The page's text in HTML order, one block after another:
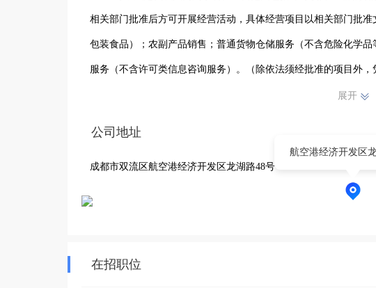
相关部门批准后方可开展经营活动，具体经营项目以相关部门批
包装食品）；农副产品销售；普通货物仓储服务（不含危险化学
服务（不含许可类信息咨询服务）。（除依法须经批准的项目外
展开
公司地址
成都市双流区航空港经济开发区龙湖路48号
航空港经济开发区
在招职位